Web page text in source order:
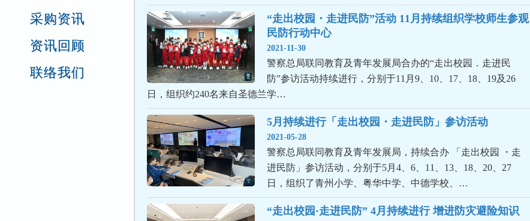
采购资讯
资讯回顾
联络我们
“走出校园・走进民防”活动 11月持续组织学校师生参观
民防行动中心
2021-11-30
警察总局联同教育及青年发展局合办的“走出校园．走进民
防”参访活动持续进行，分别于11月9、10、17、18、19及26
日，组织约240名来自圣德兰学…
5月持续进行「走出校园・走进民防」参访活动
2021-05-28
警察总局联同教育及青年发展局，持续合办 「走出校园 ・走
进民防」参访活动，分别于5月4、6、11、13、18、20、27
日，组织了青州小学、粤华中学、中德学校、…
“走出校园·走进民防” 4月持续进行 增进防灾避险知识